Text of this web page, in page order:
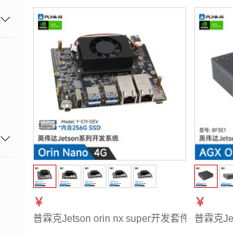
￥
普霖克Jetson orin nx super开发套件orin
￥
普霖克